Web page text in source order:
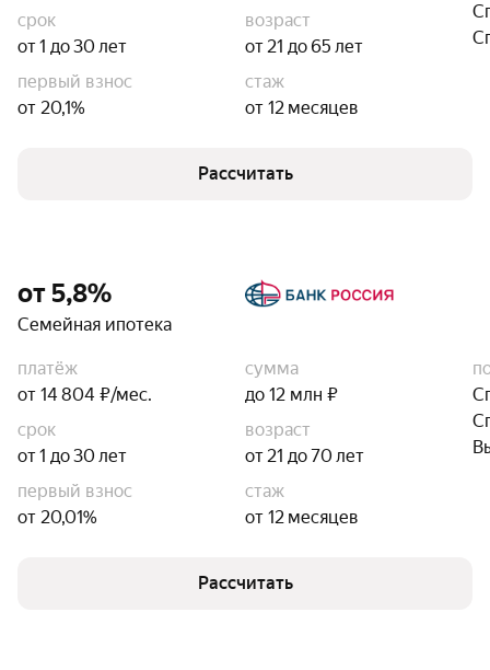
срок
от 1 до 30 лет
возраст
от 21 до 65 лет
первый взнос
от 20,1%
стаж
от 12 месяцев
Рассчитать
от 5,8%
Семейная ипотека
платёж
от 14 804 ₽/мес.
сумма
до 12 млн ₽
срок
от 1 до 30 лет
возраст
от 21 до 70 лет
первый взнос
от 20,01%
стаж
от 12 месяцев
Рассчитать